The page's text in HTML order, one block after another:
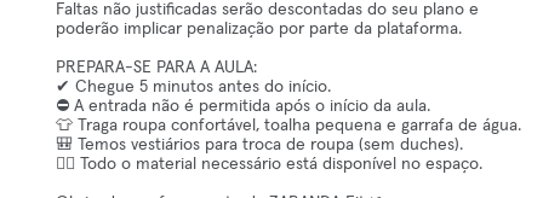
Faltas não justificadas serão descontadas do seu plano e
poderão implicar penalização por parte da plataforma.
PREPARA-SE PARA A AULA:
✔ Chegue 5 minutos antes do início.
⛔ A entrada não é permitida após o início da aula.
👕 Traga roupa confortável, toalha pequena e garrafa de água.
🎒 Temos vestiários para troca de roupa (sem duches).
🧘‍♀️ Todo o material necessário está disponível no espaço.